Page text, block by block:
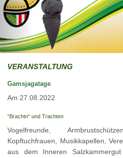
VERANSTALTUNG
Gamsjagatage
Am 27.08.2022
“Brachtn“ und Trachten
Vogelfreunde,
Kopftuchfrauen, Musikkapellen,
aus dem Inneren